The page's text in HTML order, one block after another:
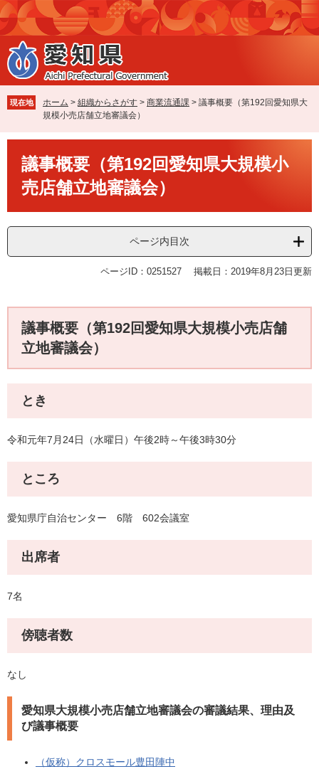
ペ
ー
ジ
の
先
で
す
メ
ニ
ュ
ー
を
ば
し
本
現在地 ホーム > 組織からさがす > 商業流通課 > 議事概要（第192回愛知県大
規模小売店舗立地審議会）
議事概要（第192回愛知県大規模小
売店舗立地審議会）
ページ内目次
ページID：0251527 掲載日：2019年8月23日更新
議事概要（第192回愛知県大規模小売店舗
立地審議会）
とき
令和元年7月24日（水曜日）午後2時～午後3時30分
ところ
愛知県庁自治センター 6階 602会議室
出席者
7名
傍聴者数
なし
愛知県大規模小売店舗立地審議会の審議結果、理由及
び議事概要
（仮称）クロスモール豊田陣中